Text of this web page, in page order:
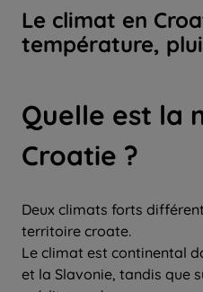
Le climat en
température,
Quelle est la
Croatie ?
Deux climats forts
territoire croate.
Le climat est continental
et la Slavonie, tandis que